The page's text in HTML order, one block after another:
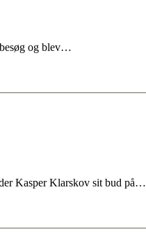
og blev…
Kasper Klarskov sit bud på…